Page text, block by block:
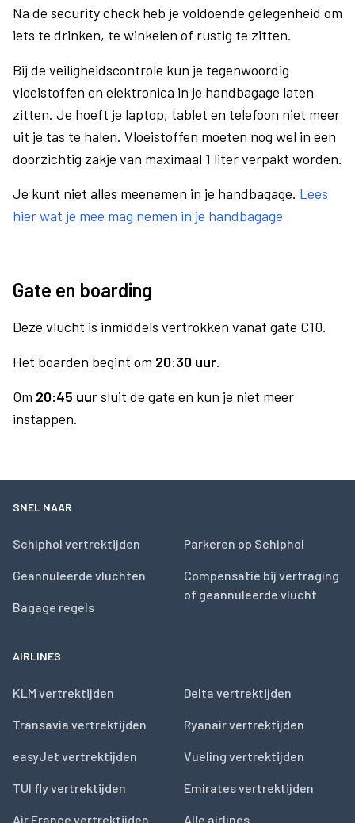
Na de security check heb je voldoende gelegenheid om
iets te drinken, te winkelen of rustig te zitten.
Bij de veiligheidscontrole kun je tegenwoordig
vloeistoffen en elektronica in je handbagage laten
zitten. Je hoeft je laptop, tablet en telefoon niet meer
uit je tas te halen. Vloeistoffen moeten nog wel in een
doorzichtig zakje van maximaal 1 liter verpakt worden.
Je kunt niet alles meenemen in je handbagage. Lees
hier wat je mee mag nemen in je handbagage
Gate en boarding
Deze vlucht is inmiddels vertrokken vanaf gate C10.
Het boarden begint om 20:30 uur.
Om 20:45 uursluit de gate en kun je niet meer
instappen.
SNEL NAAR
Schiphol vertrektijden
Geannuleerde vluchten
Bagage regels
Parkeren op Schiphol
Compensatie bij vertraging
of geannuleerde vlucht
AIRLINES
KLM vertrektijden
Transavia vertrektijden
easyJet vertrektijden
TUI fly vertrektijden
Air France vertrektijden
Delta vertrektijden
Ryanair vertrektijden
Vueling vertrektijden
Emirates vertrektijden
Alle airlines